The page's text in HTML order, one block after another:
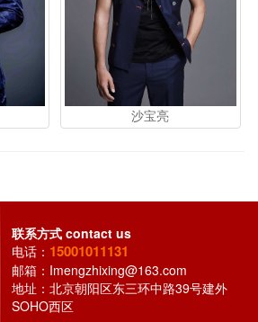
沙宝亮
联系方式contact us
电话： 15001011131
邮箱： Imengzhixing@163.com
地址：北京朝阳区东三环中路39号建外
SOHO西区